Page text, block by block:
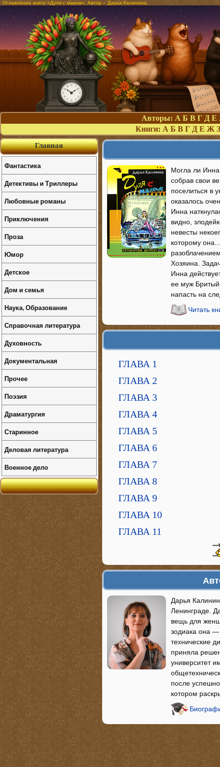
Оглавление книги «Дуля с маком». Автор – Дарья Калинина
Авторы: А Б В Г Д Е
Книги: А Б В Г Д Е Ж З
Могла ли Инна
собрав свои
поселиться в
оказалось
Инна
видно,
невесты
которому
Хозяина.
Инна
ее муж
напасть на
Читать
ГЛАВА 1
ГЛАВА 2
ГЛАВА 3
ГЛАВА 4
ГЛАВА 5
ГЛАВА 6
ГЛАВА 7
ГЛАВА 8
ГЛАВА 9
ГЛАВА 10
ГЛАВА 11
Дарья
Ленинграде.
вещь для
зодиака она —
технические
приняла
университет
после
котором
Главная
Фантастика
Детективы и Триллеры
Любовные романы
Приключения
Проза
Юмор
Детское
Дом и семья
Наука, Образование
Справочная литература
Духовность
Документальная
Прочее
Поэзия
Драматургия
Старинное
Деловая литература
Военное дело